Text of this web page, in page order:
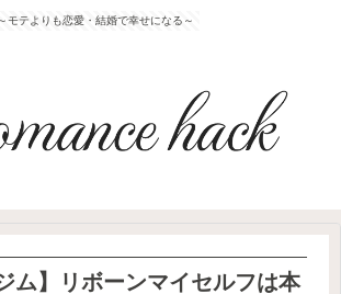
～モテよりも恋愛・結婚で幸せになる～
ム】リボーンマイセルフは本